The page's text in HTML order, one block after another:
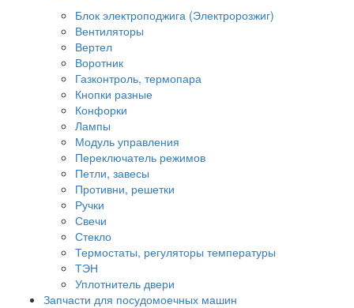
Блок электроподжига (Электророзжиг)
Вентиляторы
Вертел
Воротник
Газконтроль, термопара
Кнопки разные
Конфорки
Лампы
Модуль управления
Переключатель режимов
Петли, завесы
Противни, решетки
Ручки
Свечи
Стекло
Термостаты, регуляторы температуры
ТЭН
Уплотнитель двери
Запчасти для посудомоечных машин